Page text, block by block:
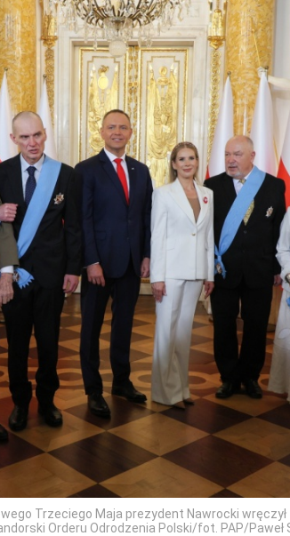
Trzeciego Maja prezydent Nawrocki wręczył
Orderu Odrodzenia Polski/fot. PAP/Paweł